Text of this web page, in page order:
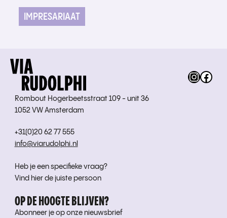
IMPRESARIAAT
Rombout Hogerbeetsstraat 109 - unit 36
1052 VW Amsterdam
+31(0)20 62 77 555
info@viarudolphi.nl
Heb je een specifieke vraag?
Vind hier de juiste persoon
OP DE HOOGTE BLIJVEN?
Abonneer je op onze nieuwsbrief